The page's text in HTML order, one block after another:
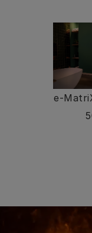
e-